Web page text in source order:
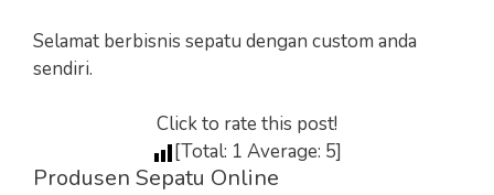
Selamat berbisnis sepatu dengan custom anda
sendiri.
Click to rate this post!
[Total: 1 Average: 5]
Produsen Sepatu Online